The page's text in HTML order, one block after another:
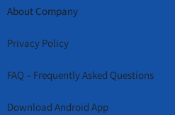
About Company
Privacy Policy
FAQ – Frequently Asked Questions
Download Android App